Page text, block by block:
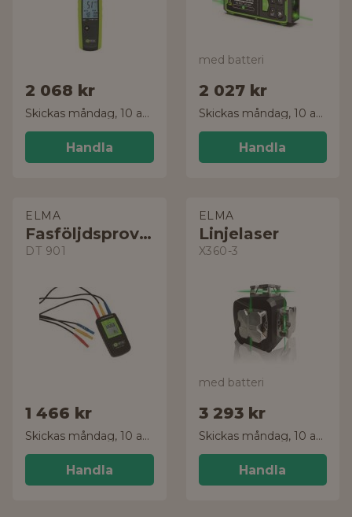
2 068 kr
Skickas måndag, 10 aug.
Handla
med batteri
2 027 kr
Skickas måndag, 10 aug.
Handla
ELMA
Fasföljdsprovare
DT 901
1 466 kr
Skickas måndag, 10 aug.
Handla
ELMA
Linjelaser
X360-3
med batteri
3 293 kr
Skickas måndag, 10 aug.
Handla